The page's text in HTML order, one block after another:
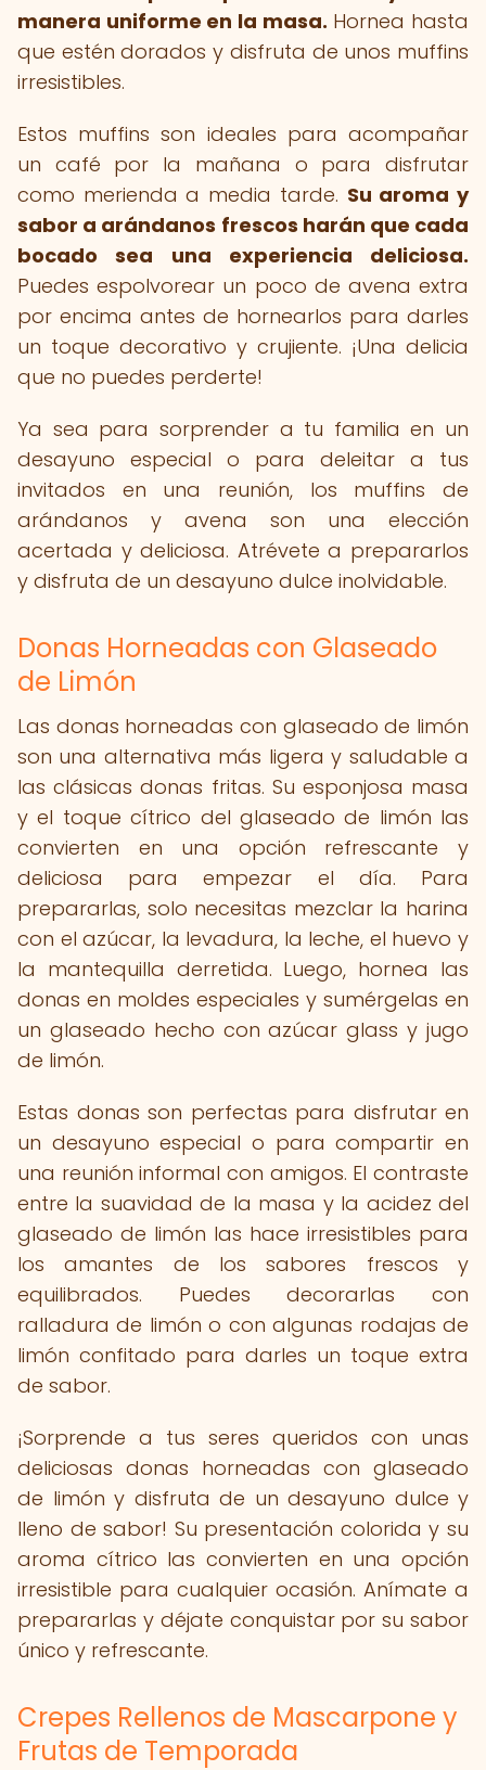
manera uniforme en la masa. Hornea hasta
que estén dorados y disfruta de unos muffins
irresistibles.
Estos muffins son ideales para acompañar
un café por la mañana o para disfrutar
como merienda a media tarde. Su aroma y
sabor a arándanos frescos harán que cada
bocado sea una experiencia deliciosa.
Puedes espolvorear un poco de avena extra
por encima antes de hornearlos para darles
un toque decorativo y crujiente. ¡Una delicia
que no puedes perderte!
Ya sea para sorprender a tu familia en un
desayuno especial o para deleitar a tus
invitados en una reunión, los muffins de
arándanos y avena son una elección
acertada y deliciosa. Atrévete a prepararlos
y disfruta de un desayuno dulce inolvidable.
Donas Horneadas con Glaseado
de Limón
Las donas horneadas con glaseado de limón
son una alternativa más ligera y saludable a
las clásicas donas fritas. Su esponjosa masa
y el toque cítrico del glaseado de limón las
convierten en una opción refrescante y
deliciosa para empezar el día. Para
prepararlas, solo necesitas mezclar la harina
con el azúcar, la levadura, la leche, el huevo y
la mantequilla derretida. Luego, hornea las
donas en moldes especiales y sumérgelas en
un glaseado hecho con azúcar glass y jugo
de limón.
Estas donas son perfectas para disfrutar en
un desayuno especial o para compartir en
una reunión informal con amigos. El contraste
entre la suavidad de la masa y la acidez del
glaseado de limón las hace irresistibles para
los amantes de los sabores frescos y
equilibrados. Puedes decorarlas con
ralladura de limón o con algunas rodajas de
limón confitado para darles un toque extra
de sabor.
¡Sorprende a tus seres queridos con unas
deliciosas donas horneadas con glaseado
de limón y disfruta de un desayuno dulce y
lleno de sabor! Su presentación colorida y su
aroma cítrico las convierten en una opción
irresistible para cualquier ocasión. Anímate a
prepararlas y déjate conquistar por su sabor
único y refrescante.
Crepes Rellenos de Mascarpone y
Frutas de Temporada